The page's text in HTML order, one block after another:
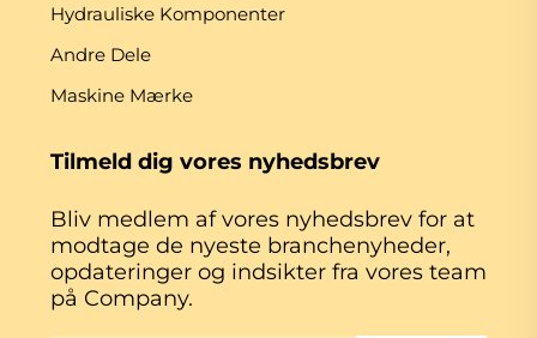
Hydrauliske Komponenter
Andre Dele
Maskine Mærke
Tilmeld dig vores nyhedsbrev
Bliv medlem af vores nyhedsbrev for at
modtage de nyeste branchenyheder,
opdateringer og indsikter fra vores team
på Company.